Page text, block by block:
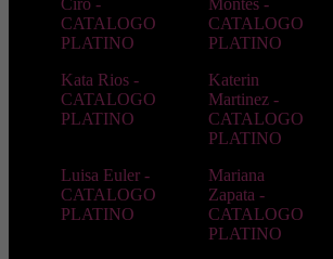
Ciro -
CATALOGO
PLATINO
Montes -
CATALOGO
PLATINO
Kata Rios -
CATALOGO
PLATINO
Katerin
Martinez -
CATALOGO
PLATINO
Luisa Euler -
CATALOGO
PLATINO
Mariana
Zapata -
CATALOGO
PLATINO